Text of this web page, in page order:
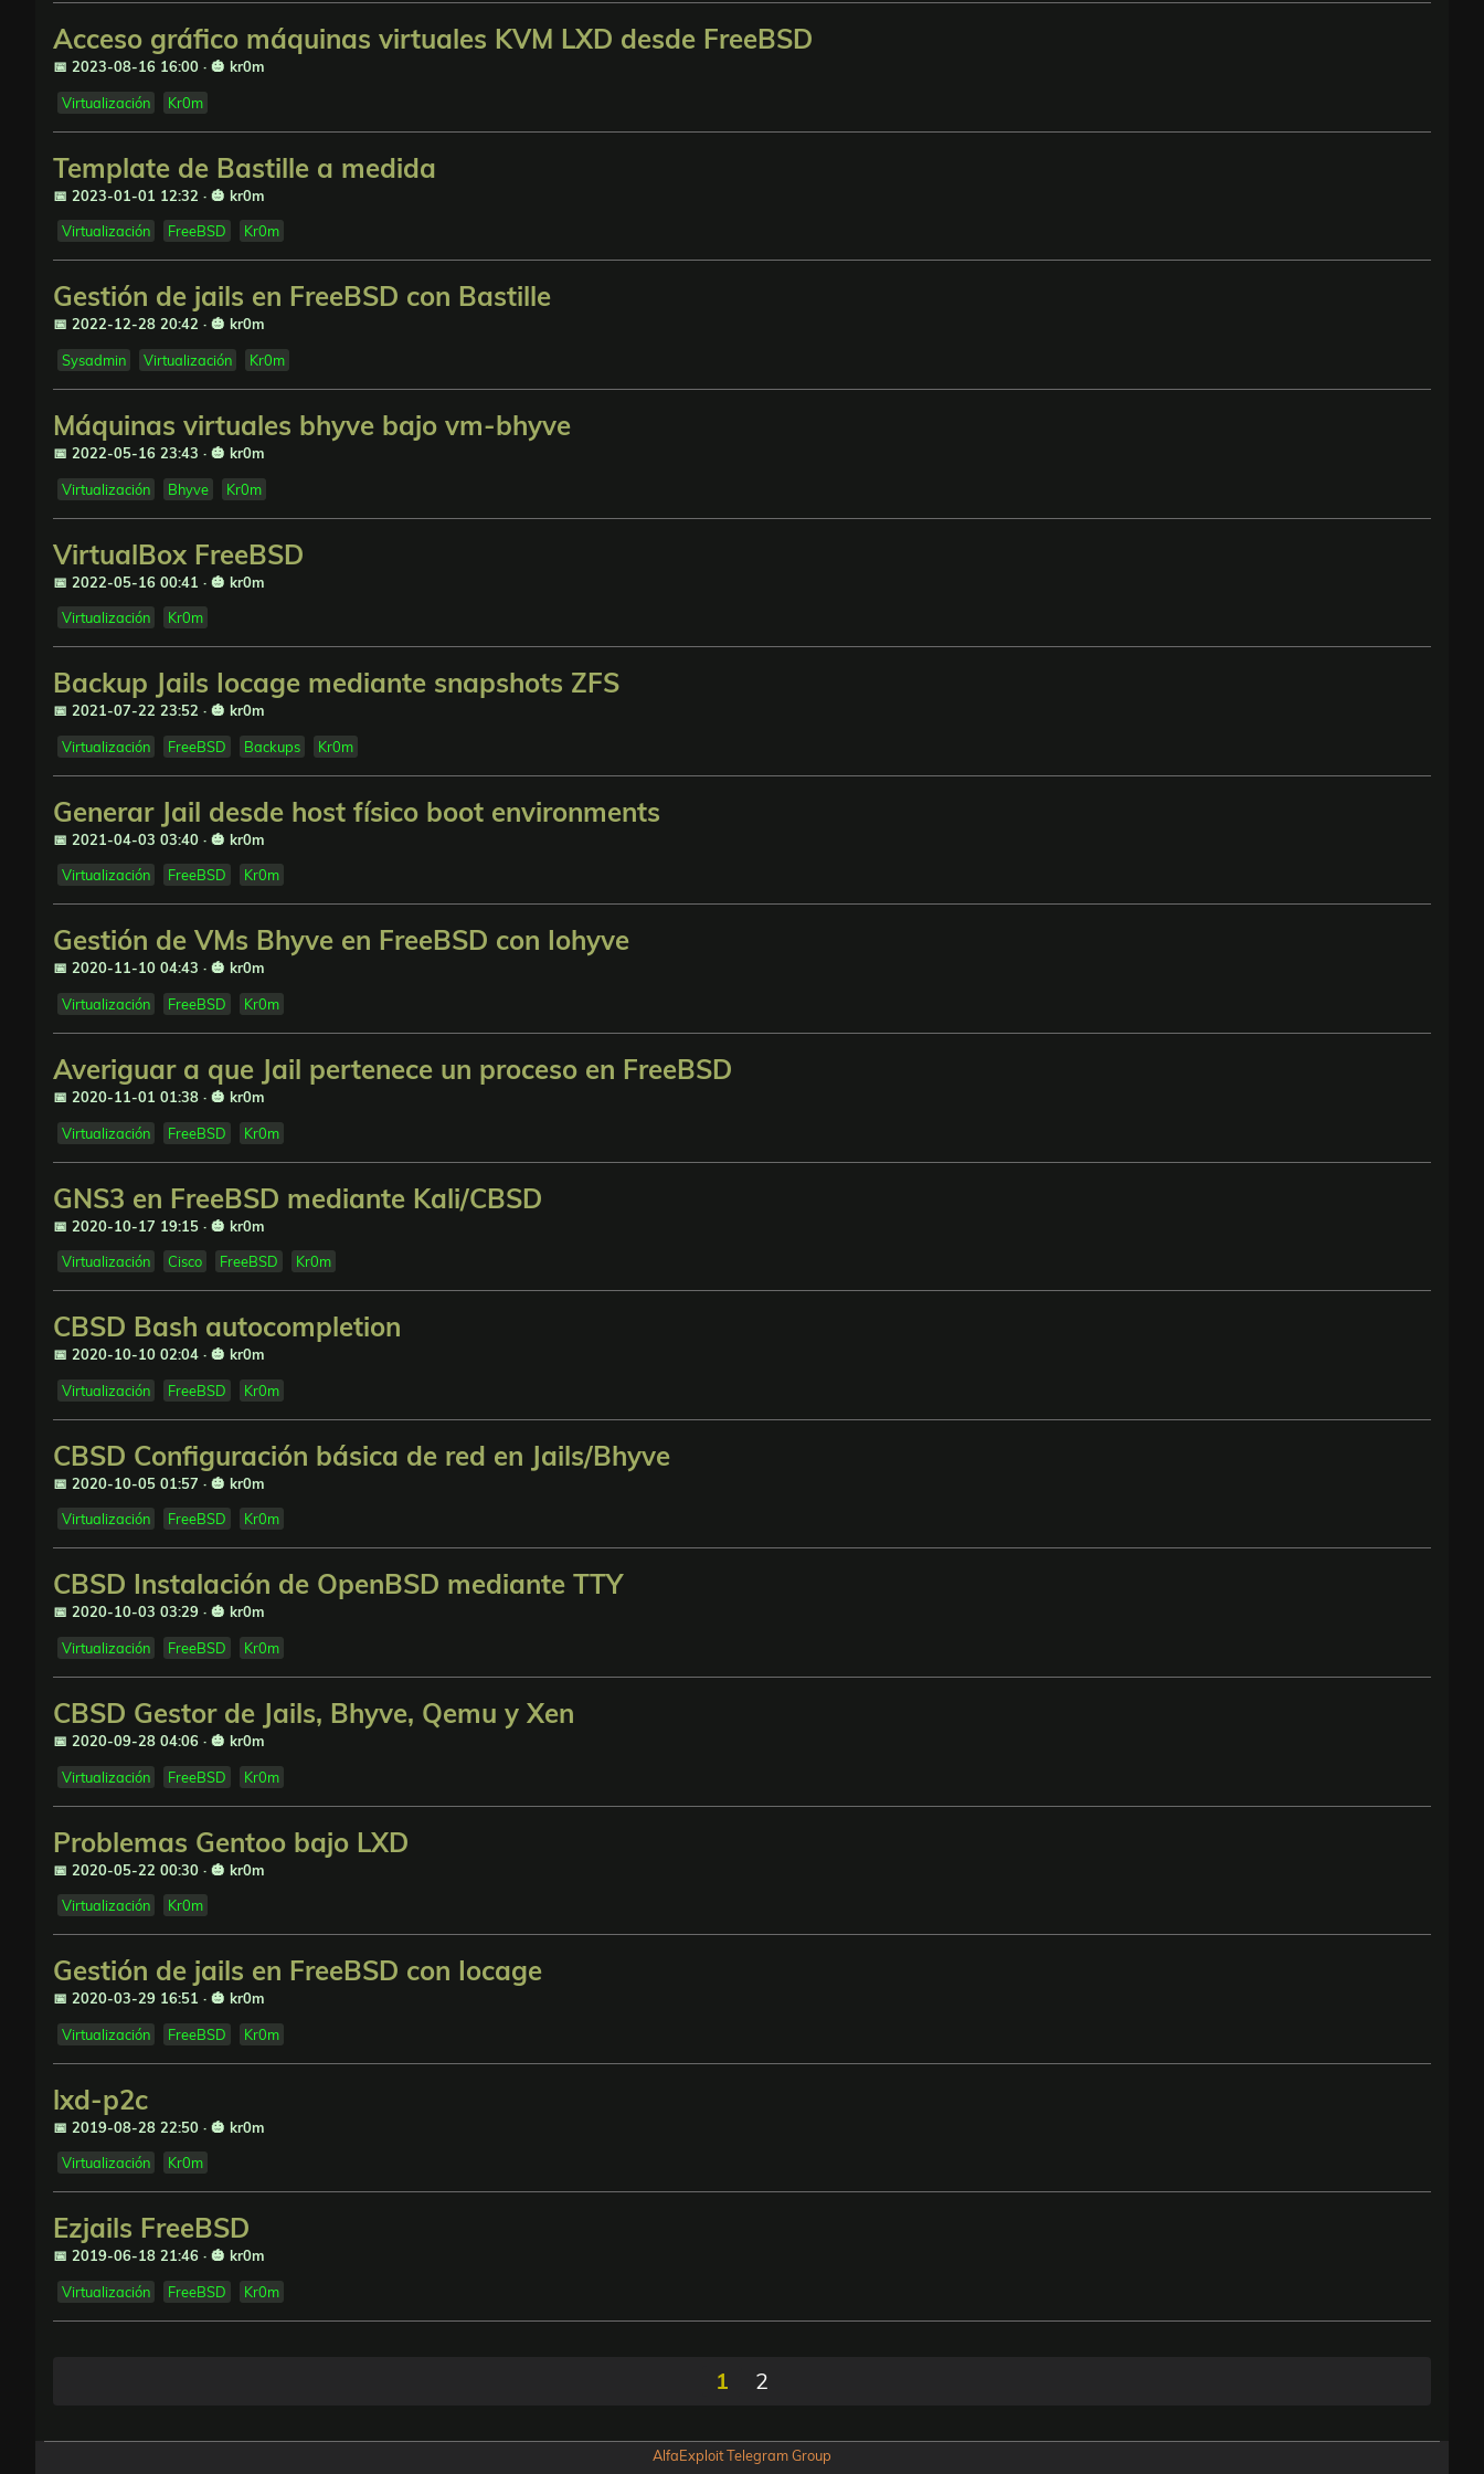
Acceso gráfico máquinas virtuales KVM LXD desde FreeBSD
📅 2023-08-16 16:00 · 🎃 kr0m
Virtualización Kr0m
Template de Bastille a medida
📅 2023-01-01 12:32 · 🎃 kr0m
Virtualización FreeBSD Kr0m
Gestión de jails en FreeBSD con Bastille
📅 2022-12-28 20:42 · 🎃 kr0m
Sysadmin Virtualización Kr0m
Máquinas virtuales bhyve bajo vm-bhyve
📅 2022-05-16 23:43 · 🎃 kr0m
Virtualización Bhyve Kr0m
VirtualBox FreeBSD
📅 2022-05-16 00:41 · 🎃 kr0m
Virtualización Kr0m
Backup Jails Iocage mediante snapshots ZFS
📅 2021-07-22 23:52 · 🎃 kr0m
Virtualización FreeBSD Backups Kr0m
Generar Jail desde host físico boot environments
📅 2021-04-03 03:40 · 🎃 kr0m
Virtualización FreeBSD Kr0m
Gestión de VMs Bhyve en FreeBSD con Iohyve
📅 2020-11-10 04:43 · 🎃 kr0m
Virtualización FreeBSD Kr0m
Averiguar a que Jail pertenece un proceso en FreeBSD
📅 2020-11-01 01:38 · 🎃 kr0m
Virtualización FreeBSD Kr0m
GNS3 en FreeBSD mediante Kali/CBSD
📅 2020-10-17 19:15 · 🎃 kr0m
Virtualización Cisco FreeBSD Kr0m
CBSD Bash autocompletion
📅 2020-10-10 02:04 · 🎃 kr0m
Virtualización FreeBSD Kr0m
CBSD Configuración básica de red en Jails/Bhyve
📅 2020-10-05 01:57 · 🎃 kr0m
Virtualización FreeBSD Kr0m
CBSD Instalación de OpenBSD mediante TTY
📅 2020-10-03 03:29 · 🎃 kr0m
Virtualización FreeBSD Kr0m
CBSD Gestor de Jails, Bhyve, Qemu y Xen
📅 2020-09-28 04:06 · 🎃 kr0m
Virtualización FreeBSD Kr0m
Problemas Gentoo bajo LXD
📅 2020-05-22 00:30 · 🎃 kr0m
Virtualización Kr0m
Gestión de jails en FreeBSD con Iocage
📅 2020-03-29 16:51 · 🎃 kr0m
Virtualización FreeBSD Kr0m
lxd-p2c
📅 2019-08-28 22:50 · 🎃 kr0m
Virtualización Kr0m
Ezjails FreeBSD
📅 2019-06-18 21:46 · 🎃 kr0m
Virtualización FreeBSD Kr0m
1 2
AlfaExploit Telegram Group